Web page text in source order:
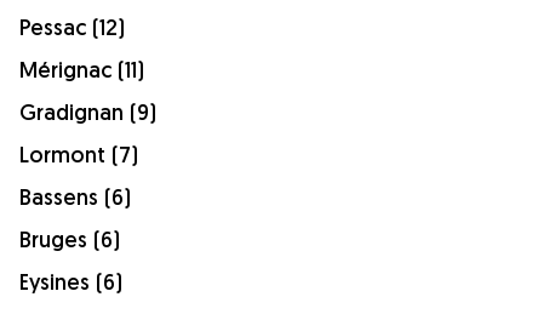
Pessac (12)
Mérignac (11)
Gradignan (9)
Lormont (7)
Bassens (6)
Bruges (6)
Eysines (6)